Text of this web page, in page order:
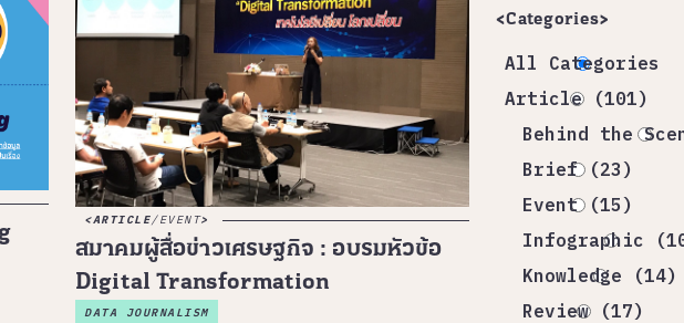
ARTICLE/EVENT
สมาคมผู้สื่อข่าวเศรษฐกิจ : อบรมหัวข้อ
Digital Transformation
DATA JOURNALISM
<Categories>
All Categories
Article (101)
Behind the
Brief (23)
Event (15)
Infographic
Knowledge (14)
Review (17)